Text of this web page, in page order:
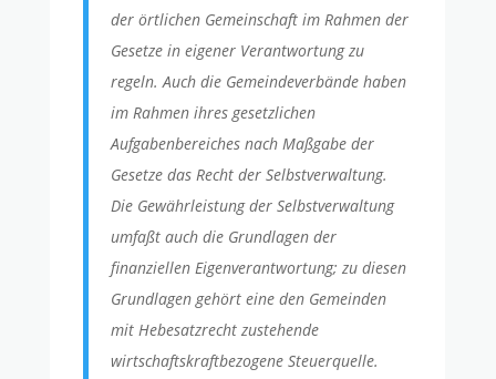
der örtlichen Gemeinschaft im Rahmen der
Gesetze in eigener Verantwortung zu
regeln. Auch die Gemeindeverbände haben
im Rahmen ihres gesetzlichen
Aufgabenbereiches nach Maßgabe der
Gesetze das Recht der Selbstverwaltung.
Die Gewährleistung der Selbstverwaltung
umfaßt auch die Grundlagen der
finanziellen Eigenverantwortung; zu diesen
Grundlagen gehört eine den Gemeinden
mit Hebesatzrecht zustehende
wirtschaftskraftbezogene Steuerquelle.